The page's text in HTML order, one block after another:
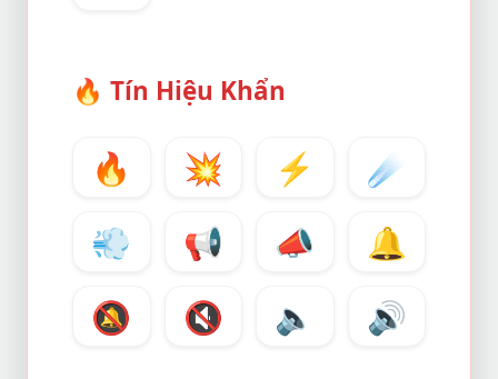
🔥 Tín Hiệu Khẩn
🔥 💥 ⚡
☄️
💨
📢 📣
🔔
🔕
🔇 🔈 🔊